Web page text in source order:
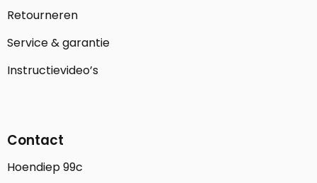
Retourneren
Service & garantie
Instructievideo’s
Contact
Hoendiep 99c